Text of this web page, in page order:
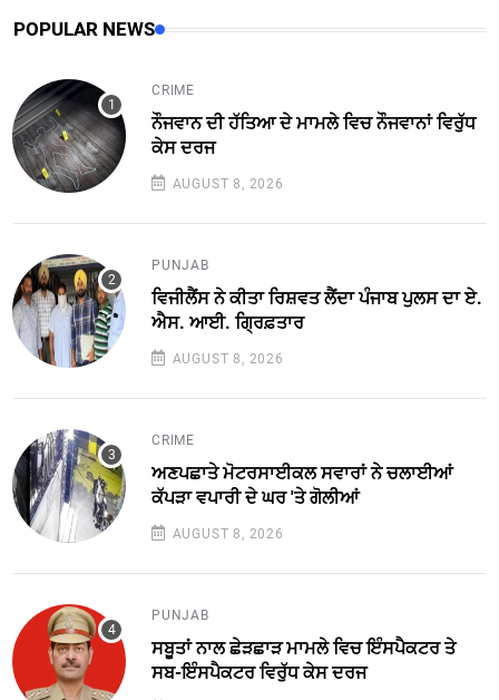
POPULAR NEWS
CRIME
ਨੌਜਵਾਨ ਦੀ ਹੱਤਿਆ ਦੇ ਮਾਮਲੇ ਵਿਚ ਨੌਜਵਾਨਾਂ ਵਿਰੁੱਧ
ਕੇਸ ਦਰਜ
AUGUST 8, 2026
PUNJAB
ਵਿਜੀਲੈਂਸ ਨੇ ਕੀਤਾ ਰਿਸ਼ਵਤ ਲੈਂਦਾ ਪੰਜਾਬ ਪੁਲਸ ਦਾ ਏ.
ਐਸ. ਆਈ. ਗ੍ਰਿਫ਼ਤਾਰ
AUGUST 8, 2026
CRIME
ਅਣਪਛਾਤੇ ਮੋਟਰਸਾਈਕਲ ਸਵਾਰਾਂ ਨੇ ਚਲਾਈਆਂ
ਕੱਪੜਾ ਵਪਾਰੀ ਦੇ ਘਰ 'ਤੇ ਗੋਲੀਆਂ
AUGUST 8, 2026
PUNJAB
ਸਬੂਤਾਂ ਨਾਲ ਛੇੜਛਾੜ ਮਾਮਲੇ ਵਿਚ ਇੰਸਪੈਕਟਰ ਤੇ
ਸਬ-ਇੰਸਪੈਕਟਰ ਵਿਰੁੱਧ ਕੇਸ ਦਰਜ